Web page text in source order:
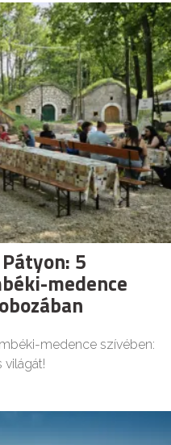
5
medence
medence szívében:
világát!